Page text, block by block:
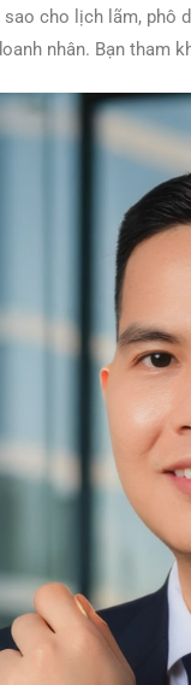
sao cho lịch lãm,
nhân. Bạn tham